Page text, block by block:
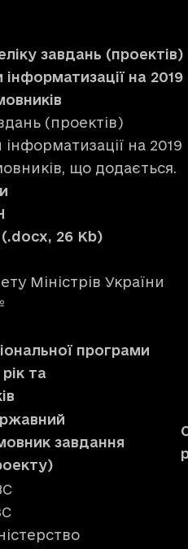
завдань (проектів)
на 2019
(проектів)
на 2019
що додається.
України
26 Kb)
Міністрів України
програми
та
завдання